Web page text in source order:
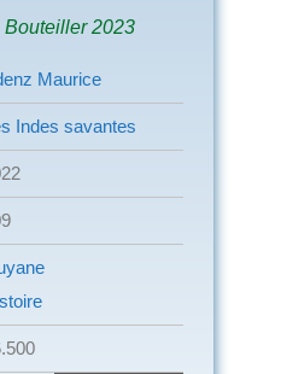
2023
Maurice
Indes savantes